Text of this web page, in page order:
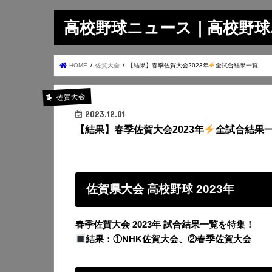
高校野球ニュース｜高校野
HOME 佐賀大会 【結果】春季佐賀大会2023年 全試合結果一覧
佐賀大会
2023.12.01
【結果】春季佐賀大会2023年 全試合結果
佐賀県大会 高校野球 2023年
春季佐賀大会 2023年 試合結果一覧を特集！
結果：①NHK佐賀大会、②春季佐賀大会